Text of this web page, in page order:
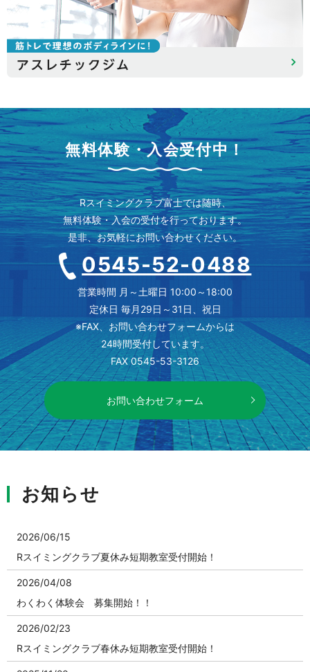
無料体験・入会受付中！
Rスイミングクラブ富士では随時、
無料体験・入会の受付を行っております。
是非、お気軽にお問い合わせください。
0545-52-0488
営業時間 月～土曜日 10:00～18:00
定休日 毎月29日～31日、祝日
※FAX、お問い合わせフォームからは
24時間受付しています。
FAX 0545-53-3126
お問い合わせフォーム
お知らせ
2026/06/15
Rスイミングクラブ夏休み短期教室受付開始！
2026/04/08
わくわく体験会 募集開始！！
2026/02/23
Rスイミングクラブ春休み短期教室受付開始！